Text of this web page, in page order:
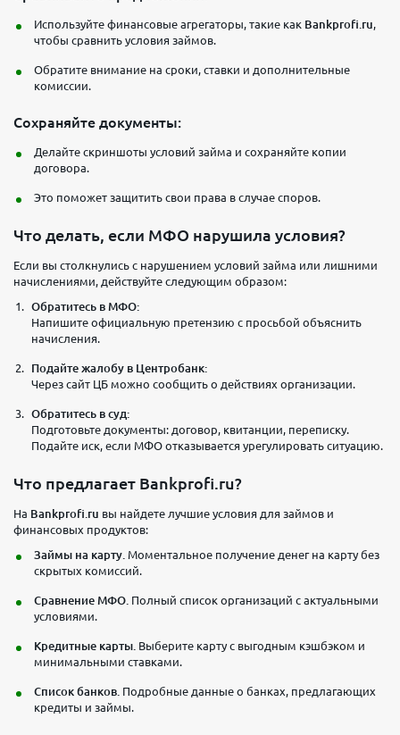
Используйте финансовые агрегаторы, такие как Bankprofi.ru,
чтобы сравнить условия займов.
Обратите внимание на сроки, ставки и дополнительные
комиссии.
Сохраняйте документы:
Делайте скриншоты условий займа и сохраняйте копии
договора.
Это поможет защитить свои права в случае споров.
Что делать, если МФО нарушила условия?
Если вы столкнулись с нарушением условий займа или лишними
начислениями, действуйте следующим образом:
Обратитесь в МФО:
Напишите официальную претензию с просьбой объяснить
начисления.
Подайте жалобу в Центробанк:
Через сайт ЦБ можно сообщить о действиях организации.
Обратитесь в суд:
Подготовьте документы: договор, квитанции, переписку.
Подайте иск, если МФО отказывается урегулировать ситуацию.
Что предлагает Bankprofi.ru?
На Bankprofi.ru вы найдете лучшие условия для займов и
финансовых продуктов:
Займы на карту. Моментальное получение денег на карту без
скрытых комиссий.
Сравнение МФО. Полный список организаций с актуальными
условиями.
Кредитные карты. Выберите карту с выгодным кэшбэком и
минимальными ставками.
Список банков. Подробные данные о банках, предлагающих
кредиты и займы.